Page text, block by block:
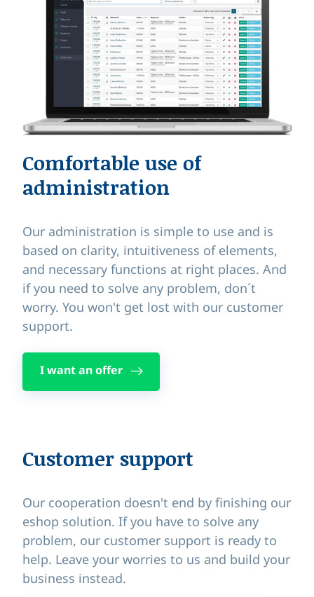
Comfortable use of
administration
Our administration is simple to use and is
based on clarity, intuitiveness of elements,
and necessary functions at right places. And
if you need to solve any problem, don´t
worry. You won't get lost with our customer
support.
I want an offer
Customer support
Our cooperation doesn't end by finishing our
eshop solution. If you have to solve any
problem, our customer support is ready to
help. Leave your worries to us and build your
business instead.